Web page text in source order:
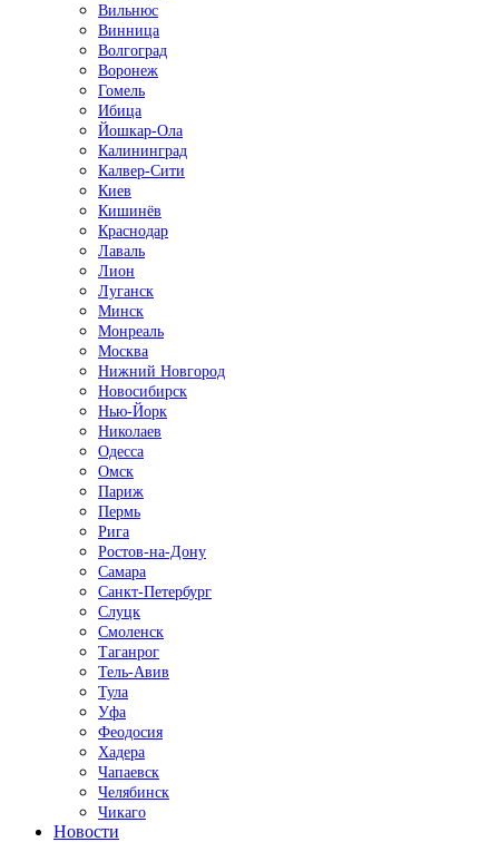
Вильнюс
Винница
Волгоград
Воронеж
Гомель
Ибица
Йошкар-Ола
Калининград
Калвер-Сити
Киев
Кишинёв
Краснодар
Лаваль
Лион
Луганск
Минск
Монреаль
Москва
Нижний Новгород
Новосибирск
Нью-Йорк
Николаев
Одесса
Омск
Париж
Пермь
Рига
Ростов-на-Дону
Самара
Санкт-Петербург
Слуцк
Смоленск
Таганрог
Тель-Авив
Тула
Уфа
Феодосия
Хадера
Чапаевск
Челябинск
Чикаго
Новости